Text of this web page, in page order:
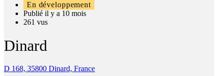
En développement
Publié il y a 10 mois
261 vus
Dinard
D 168, 35800 Dinard, France